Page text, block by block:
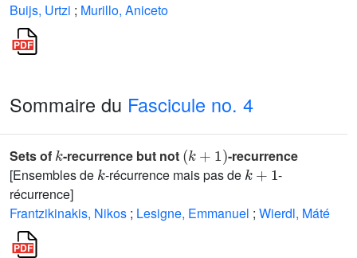
Buijs, Urtzi ; Murillo, Aniceto
Sommaire du Fascicule no. 4
Sets of -recurrence but not
(k
-recurrence
[Ensembles de
k
-récurrence mais pas de
k+1
-
récurrence]
Frantzikinakis, Nikos ; Lesigne, Emmanuel ; Wierdl, Máté